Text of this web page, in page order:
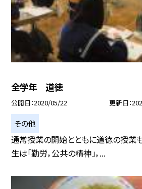
全学年 道徳
公開日 2020/05/22 更新日
その他
通常授業の開始とともに道徳の授業
生は「勤労，公共の精神」，...